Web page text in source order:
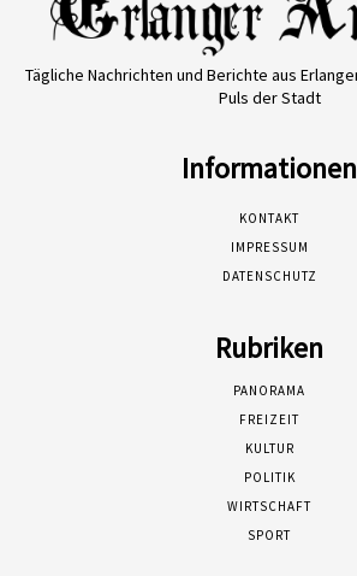
Tägliche Nachrichten und Berichte aus
Puls der Stadt
Informationen
KONTAKT
IMPRESSUM
DATENSCHUTZ
Rubriken
PANORAMA
FREIZEIT
KULTUR
POLITIK
WIRTSCHAFT
SPORT